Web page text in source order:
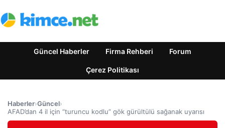
Güncel Haberler Firma Rehberi Forum
Çerez Politikası
Haberler›Güncel›
AFAD’dan 4 il için “turuncu kodlu” gök gürültülü sağanak uyarısı